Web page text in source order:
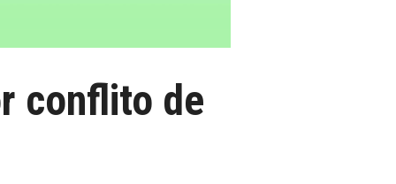
conflito de